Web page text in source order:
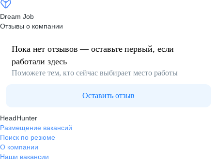
Dream Job
Отзывы о компании
Пока нет отзывов — оставьте первый, если
работали здесь
Поможете тем, кто сейчас выбирает место работы
Оставить отзыв
HeadHunter
Размещение вакансий
Поиск по резюме
О компании
Наши вакансии